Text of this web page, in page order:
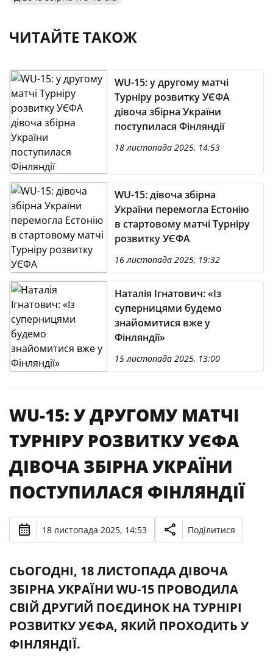
ЧИТАЙТЕ ТАКОЖ
WU-15: у другому матчі
Турніру розвитку УЄФА
дівоча збірна України
поступилася Фінляндії
18 листопада 2025, 14:53
WU-15: дівоча збірна
України перемогла Естонію
в стартовому матчі Турніру
розвитку УЄФА
16 листопада 2025, 19:32
Наталія Ігнатович: «Із
суперницями будемо
знайомитися вже у
Фінляндії»
15 листопада 2025, 13:00
WU-15: У ДРУГОМУ МАТЧІ
ТУРНІРУ РОЗВИТКУ УЄФА
ДІВОЧА ЗБІРНА УКРАЇНИ
ПОСТУПИЛАСЯ ФІНЛЯНДІЇ
18 листопада 2025, 14:53 Поділитися
СЬОГОДНІ, 18 ЛИСТОПАДА ДІВОЧА
ЗБІРНА УКРАЇНИ WU-15 ПРОВОДИЛА
СВІЙ ДРУГИЙ ПОЄДИНОК НА ТУРНІРІ
РОЗВИТКУ УЄФА, ЯКИЙ ПРОХОДИТЬ У
ФІНЛЯНДІЇ.